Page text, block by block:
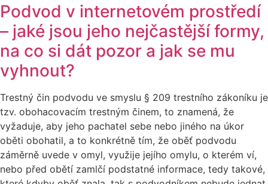
Podvod v internetovém prostředí
– jaké jsou jeho nejčastější formy,
na co si dát pozor a jak se mu
vyhnout?
Trestný čin podvodu ve smyslu § 209 trestního zákoníku je
tzv. obohacovacím trestným činem, to znamená, že
vyžaduje, aby jeho pachatel sebe nebo jiného na úkor
oběti obohatil, a to konkrétně tím, že oběť podvodu
záměrně uvede v omyl, využije jejího omylu, o kterém ví,
nebo před obětí zamlčí podstatné informace, tedy takové,